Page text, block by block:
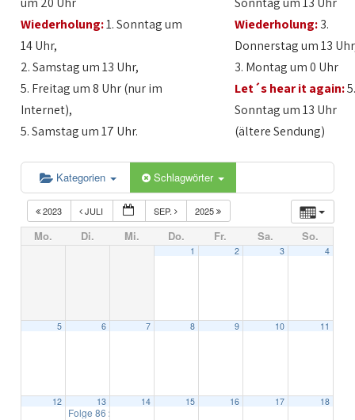
Wiederholung:1. Sonntag um
14 Uhr,
2. Samstag um 13 Uhr,
5. Freitag um 8 Uhr (nur im
Internet),
5. Samstag um 17 Uhr.
Wiederholung:3.
Donnerstag um 13
3. Montag um 0 Uhr
Let´s hear it again:
Sonntag um 13 Uhr
(ältere Sendung)
Kategorien Schlagwörter
2023 JULI SEP. 2025
Mo. Di. Mi. Do. Fr. Sa. So.
1 2 3 4
5 6 7 8 9 10 11
12 13
Folge 8620:00
14 15 16 17 18